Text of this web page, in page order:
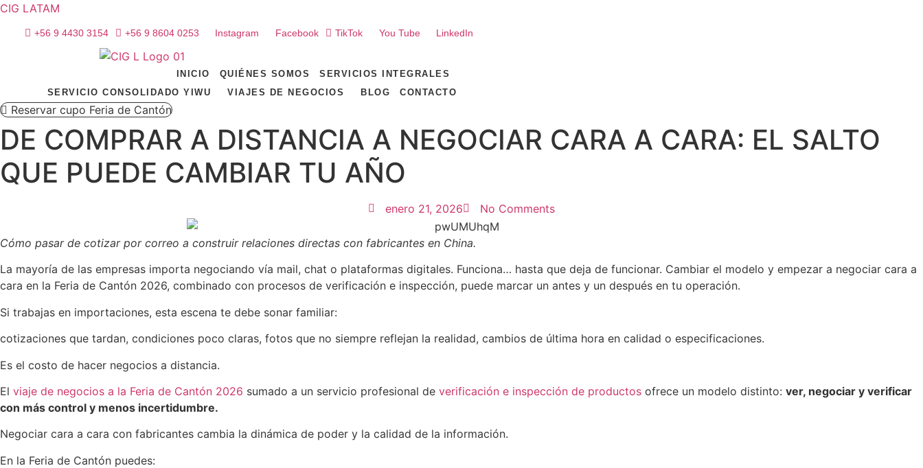
CIG LATAM
+56 9 4430 3154 +56 9 8604 0253 Instagram Facebook TikTok You Tube LinkedIn
INICIO QUIÉNES SOMOS
SERVICIOS INTEGRALES
SERVICIO CONSOLIDADO YIWU
VIAJES DE NEGOCIOS BLOG CONTACTO
Reservar cupo Feria de Cantón
DE COMPRAR A DISTANCIA A NEGOCIAR CARA A CARA: EL SALTO
QUE PUEDE CAMBIAR TU AÑO
enero 21, 2026 No Comments
Cómo pasar de cotizar por correo a construir relaciones directas con fabricantes en China.
La mayoría de las empresas importa negociando vía mail, chat o plataformas digitales. Funciona… hasta que deja de funcionar. Cambiar el modelo y empezar a negociar cara a
cara en la Feria de Cantón 2026, combinado con procesos de verificación e inspección, puede marcar un antes y un después en tu operación.
Si trabajas en importaciones, esta escena te debe sonar familiar:
cotizaciones que tardan, condiciones poco claras, fotos que no siempre reflejan la realidad, cambios de última hora en calidad o especificaciones.
Es el costo de hacer negocios a distancia.
El viaje de negocios a la Feria de Cantón 2026 sumado a un servicio profesional de verificación e inspección de productos ofrece un modelo distinto: ver, negociar y verificar
con más control y menos incertidumbre.
Negociar cara a cara con fabricantes cambia la dinámica de poder y la calidad de la información.
En la Feria de Cantón puedes: